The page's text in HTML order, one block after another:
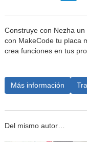
Construye con Nezha
con MakeCode tu placa
crea funciones en tus
Más información
Del mismo autor…